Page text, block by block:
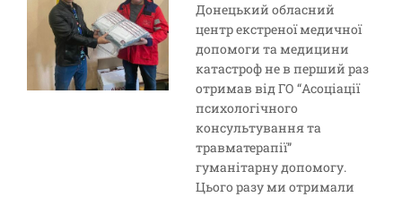
Донецький обласний
центр екстреної медичної
допомоги та медицини
катастроф не в перший раз
отримав від ГО “Асоціації
психологічного
консультування та
травматерапії”
гуманітарну допомогу.
Цього разу ми отримали